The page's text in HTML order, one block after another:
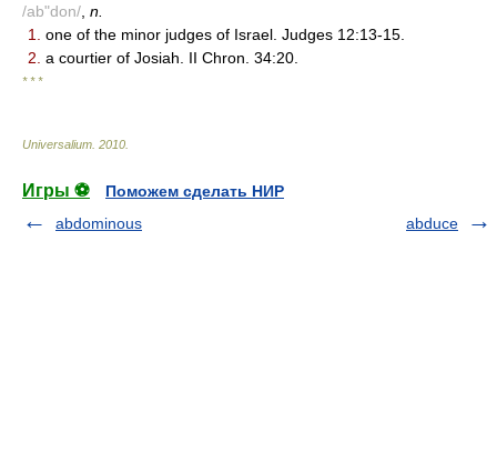
/ab"don/ n.
1.
one of the minor judges of Israel. Judges 12:13-15.
2. a courtier of Josiah. II Chron. 34:20.
* * *
Universalium 2010
Игры ⚽
Поможем сделать НИР
abdominous
abduce